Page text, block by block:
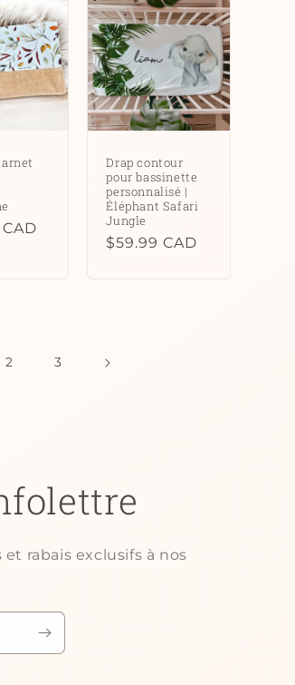
Drap contour
pour bassinette
personnalisé |
Éléphant Safari
Jungle
Prix
$59.99 CAD
2 3
rabais exclusifs à nos